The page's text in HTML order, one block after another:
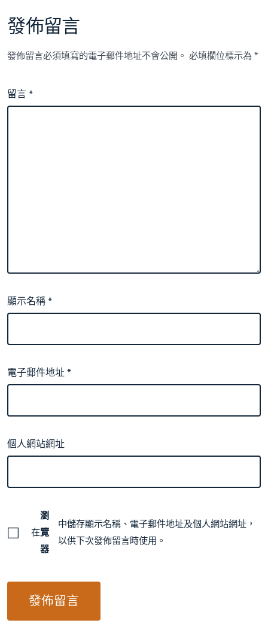
發佈留言
發佈留言必須填寫的電子郵件地址不會公開。 必填欄位標示為*
留言*
顯示名稱*
電子郵件地址*
個人網站網址
在
瀏
覽
器
中儲存顯示名稱、電子郵件地址及個人網站網址，
以供下次發佈留言時使用。